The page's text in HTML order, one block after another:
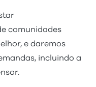
comunidades
e daremos
incluindo a